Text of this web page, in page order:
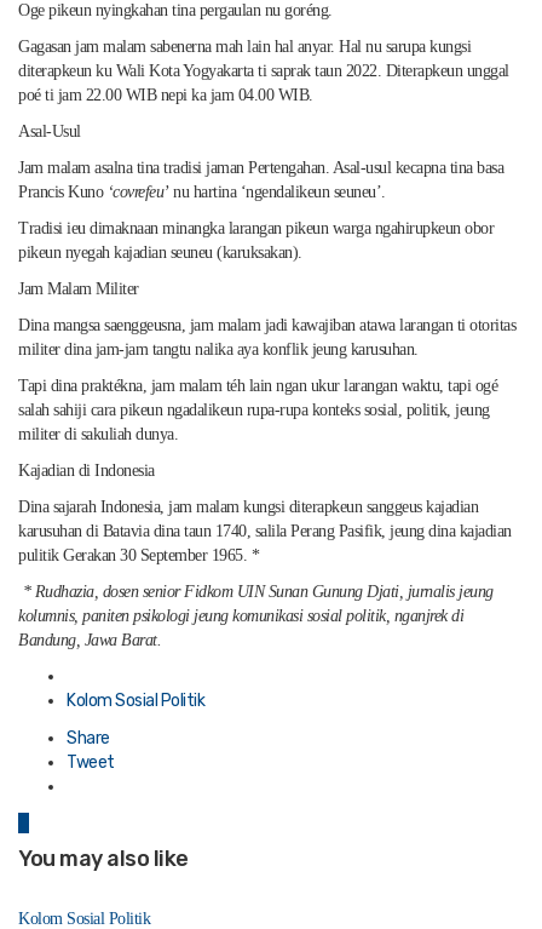
Oge pikeun nyingkahan tina pergaulan nu goréng.
Gagasan jam malam sabenerna mah lain hal anyar. Hal nu sarupa kungsi
diterapkeun ku Wali Kota Yogyakarta ti saprak taun 2022. Diterapkeun unggal
poé ti jam 22.00 WIB nepi ka jam 04.00 WIB.
Asal-Usul
Jam malam asalna tina tradisi jaman Pertengahan. Asal-usul kecapna tina basa
Prancis Kuno ‘covrefeu’nu hartina ‘ngendalikeun seuneu’.
Tradisi ieu dimaknaan minangka larangan pikeun warga ngahirupkeun obor
pikeun nyegah kajadian seuneu (karuksakan).
Jam Malam Militer
Dina mangsa saenggeusna, jam malam jadi kawajiban atawa larangan ti otoritas
militer dina jam-jam tangtu nalika aya konflik jeung karusuhan.
Tapi dina praktékna, jam malam téh lain ngan ukur larangan waktu, tapi ogé
salah sahiji cara pikeun ngadalikeun rupa-rupa konteks sosial, politik, jeung
militer di sakuliah dunya.
Kajadian di Indonesia
Dina sajarah Indonesia, jam malam kungsi diterapkeun sanggeus kajadian
karusuhan di Batavia dina taun 1740, salila Perang Pasifik, jeung dina kajadian
pulitik Gerakan 30 September 1965. *
* Rudhazia, dosen senior Fidkom UIN Sunan Gunung Djati, jurnalis jeung
kolumnis, paniten psikologi jeung komunikasi sosial politik, nganjrek di
Bandung, Jawa Barat.
in
Kolom Sosial Politik
Share
Tweet
You may also like
Kolom Sosial Politik